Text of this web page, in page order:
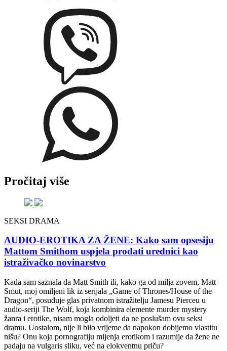
Pročitaj više
SEKSI DRAMA
AUDIO-EROTIKA ZA ŽENE: Kako sam opsesiju
Mattom Smithom uspjela prodati urednici kao
istraživačko novinarstvo
Kada sam saznala da Matt Smith ili, kako ga od milja zovem, Matt
Smut, moj omiljeni lik iz serijala „Game of Thrones/House of the
Dragon“, posuđuje glas privatnom istražitelju Jamesu Pierceu u
audio-seriji The Wolf, koja kombinira elemente murder mystery
žanra i erotike, nisam mogla odoljeti da ne poslušam ovu seksi
dramu. Uostalom, nije li bilo vrijeme da napokon dobijemo vlastitu
nišu? Onu koja pornografiju mijenja erotikom i razumije da žene ne
padaju na vulgaris sliku, već na elokventnu priču?